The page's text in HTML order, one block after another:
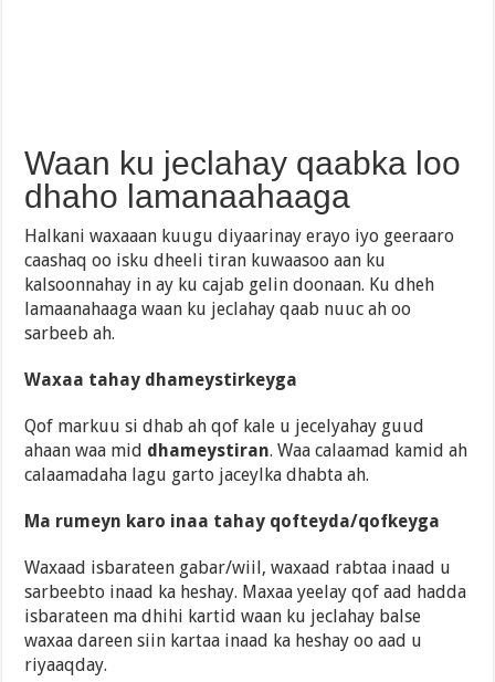
Waan ku jeclahay qaabka loo
dhaho lamanaahaaga
Halkani waxaaan kuugu diyaarinay erayo iyo geeraaro
caashaq oo isku dheeli tiran kuwaasoo aan ku
kalsoonnahay in ay ku cajab gelin doonaan. Ku dheh
lamaanahaaga waan ku jeclahay qaab nuuc ah oo
sarbeeb ah.
Waxaa tahay dhameystirkeyga
Qof markuu si dhab ah qof kale u jecelyahay guud
ahaan waa mid dhameystiran. Waa calaamad kamid ah
calaamadaha lagu garto jaceylka dhabta ah.
Ma rumeyn karo inaa tahay qofteyda/qofkeyga
Waxaad isbarateen gabar/wiil, waxaad rabtaa inaad u
sarbeebto inaad ka heshay. Maxaa yeelay qof aad hadda
isbarateen ma dhihi kartid waan ku jeclahay balse
waxaa dareen siin kartaa inaad ka heshay oo aad u
riyaaqday.